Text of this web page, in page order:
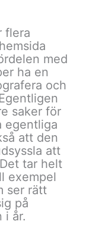
flera
med
ha en
och
saker för
egentliga
att den
att
tar helt
exempel
ser rätt
på
i år.